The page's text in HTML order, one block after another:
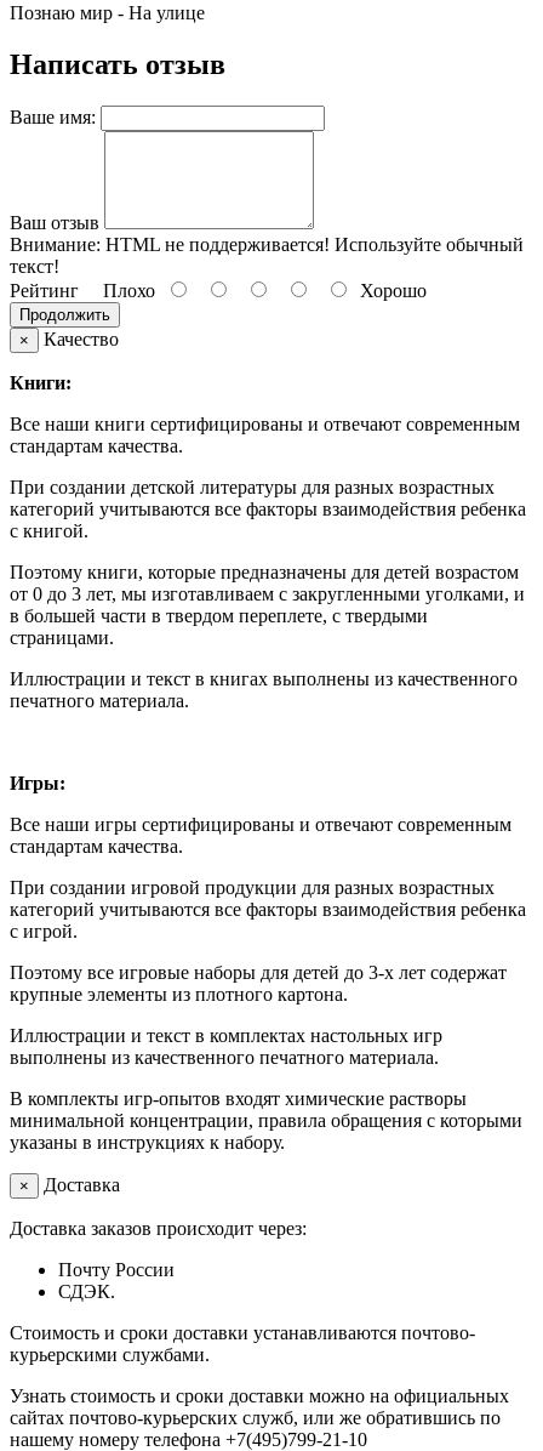
Познаю мир - На улице
Написать отзыв
Ваше имя:
Ваш отзыв
Внимание: HTML не поддерживается! Используйте обычный
текст!
Рейтинг Плохо Хорошо
Продолжить
×
Качество
Книги:
Все наши книги сертифицированы и отвечают современным
стандартам качества.
При создании детской литературы для разных возрастных
категорий учитываются все факторы взаимодействия ребенка
с книгой.
Поэтому книги, которые предназначены для детей возрастом
от 0 до 3 лет, мы изготавливаем с закругленными уголками, и
в большей части в твердом переплете, с твердыми
страницами.
Иллюстрации и текст в книгах выполнены из качественного
печатного материала.
Игры:
Все наши игры сертифицированы и отвечают современным
стандартам качества.
При создании игровой продукции для разных возрастных
категорий учитываются все факторы взаимодействия ребенка
с игрой.
Поэтому все игровые наборы для детей до 3-х лет содержат
крупные элементы из плотного картона.
Иллюстрации и текст в комплектах настольных игр
выполнены из качественного печатного материала.
В комплекты игр-опытов входят химические растворы
минимальной концентрации, правила обращения с которыми
указаны в инструкциях к набору.
× Доставка
Доставка заказов происходит через:
Почту России
СДЭК.
Стоимость и сроки доставки устанавливаются почтово-
курьерскими службами.
Узнать стоимость и сроки доставки можно на официальных
сайтах почтово-курьерских служб, или же обратившись по
нашему номеру телефона +7(495)799-21-10